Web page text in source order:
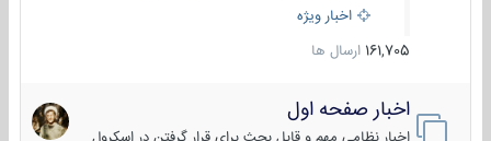
اخبار ویژه
161,705 ارسال ها
اخبار صفحه اول
7
آذر